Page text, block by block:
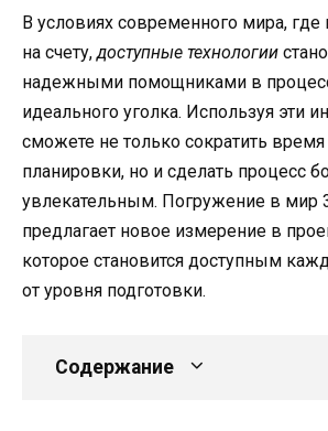
В условиях современного мира,
на счету, доступные технологии
надежными помощниками в
идеального уголка. Используя эти
сможете не только сократить время
планировки, но и сделать процесс
увлекательным. Погружение в мир
предлагает новое измерение в
которое становится доступным
от уровня подготовки.
Содержание